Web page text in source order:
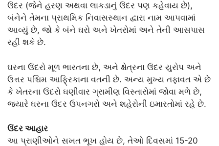
ઉંદર (જેને હરણ અથવા લાકડાનું ઉંદર પણ કહેવાય છે),
બંનેને તેમના પ્રાથમિક નિવાસસ્થાન દ્વારા નામ આપવામાં
આવ્યું છે, જો કે બંને ઘરો અને ખેતરોમાં અને તેની આસપાસ
રહી શકે છે.
ઘરના ઉંદરો મૂળ ભારતના છે, અને ક્ષેત્રના ઉંદર યુરોપ અને
ઉત્તર પશ્ચિમ આફ્રિકાના વતની છે. અન્ય મુખ્ય તફાવત એ છે
કે ખેતરના ઉંદરો ઘણીવાર ગ્રામીણ વિસ્તારોમાં જોવા મળે છે,
જ્યારે ઘરના ઉંદર ઉપનગરો અને શહેરોની ઇમારતોમાં રહે છે.
ઉંદર આહાર
આ પ્રાણીઓને સખત ભૂખ હોય છે, તેઓ દિવસમાં 15-20